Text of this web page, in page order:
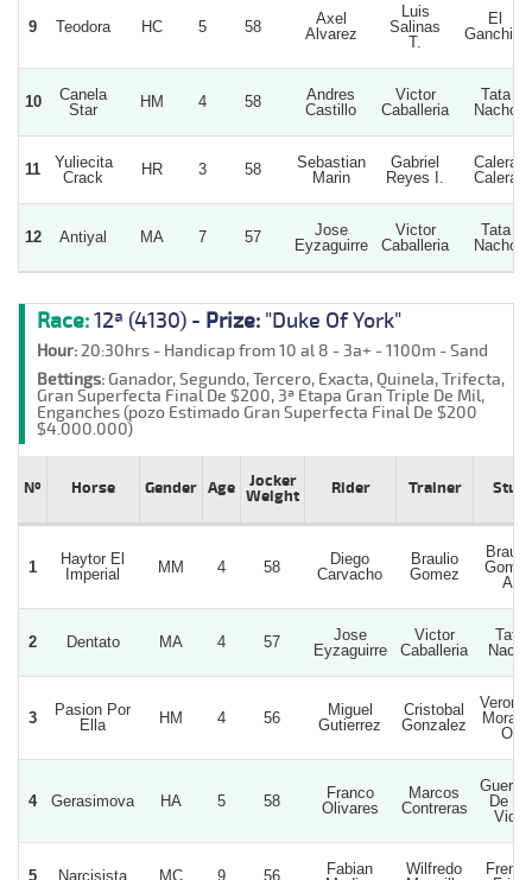
9 Teodora HC 5 58
Axel
Alvarez
Luis
Salinas
T.
El
Ganchito
10
Canela
Star
HM 4 58
Andres
Castillo
Victor
Caballeria
Tata
Nacho
11
Yuliecita
Crack
HR 3 58
Sebastian
Marin
Gabriel
Reyes I.
Calera
Calera
12 Antiyal MA 7 57
Jose
Eyzaguirre
Victor
Caballeria
Tata
Nacho
Race:12ª (4130) - Prize: "Duke Of York"
Hour:20:30hrs - Handicap from 10 al 8 - 3a+ - 1100m - Sand
Bettings:Ganador, Segundo, Tercero, Exacta, Quinela, Trifecta,
Gran Superfecta Final De $200, 3ª Etapa Gran Triple De Mil,
Enganches (pozo Estimado Gran Superfecta Final De $200
$4.000.000)
Nº Horse Gender Age
Jocker
Weight
Rider Trainer Stud
1
Haytor El
Imperial
MM 4 58
Diego
Carvacho
Braulio
Gomez
Braulio
A.
2 Dentato MA 4 57
Jose
Eyzaguirre
Victor
Caballeria
Tata
Nacho
3
Pasion Por
Ella
HM 4 56
Miguel
Gutierrez
Cristobal
Gonzalez
O.
4 Gerasimova HA 5 58
Franco
Olivares
Marcos
Contreras
De La
Vida
5 Narcisista MC 9 56
Fabian
Wilfredo
French